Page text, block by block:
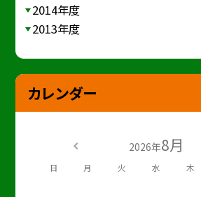
2014年度
2013年度
カレンダー
2026年8月
日 月 火 水 木